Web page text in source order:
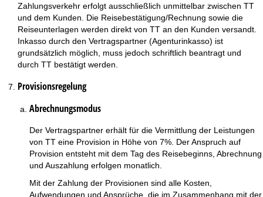
Zahlungsverkehr erfolgt ausschließlich unmittelbar zwischen TT
und dem Kunden. Die Reisebestätigung/Rechnung sowie die
Reiseunterlagen werden direkt von TT an den Kunden versandt.
Inkasso durch den Vertragspartner (Agenturinkasso) ist
grundsätzlich möglich, muss jedoch schriftlich beantragt und
durch TT bestätigt werden.
Provisionsregelung
Abrechnungsmodus
Der Vertragspartner erhält für die Vermittlung der Leistungen
von TT eine Provision in Höhe von 7%. Der Anspruch auf
Provision entsteht mit dem Tag des Reisebeginns, Abrechnung
und Auszahlung erfolgen monatlich.
Mit der Zahlung der Provisionen sind alle Kosten,
Aufwendungen und Ansprüche, die im Zusammenhang mit der